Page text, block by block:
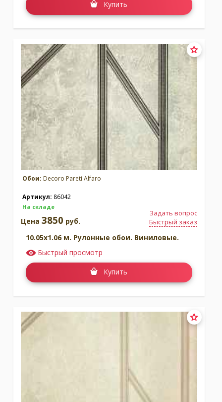
Купить
Обои: Decoro Pareti Alfaro
Артикул: 86042
На складе
Задать вопрос
Быстрый заказ
Цена 3850 руб.
10.05x1.06 м. Рулонные обои. Виниловые.
Быстрый просмотр
Купить